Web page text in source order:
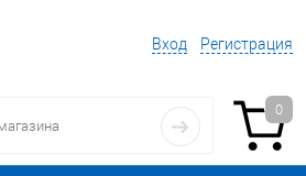
Вход Регистрация
0